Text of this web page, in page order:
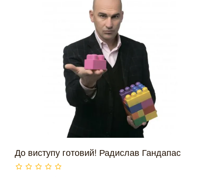
До виступу готовий! Радислав Гандапас